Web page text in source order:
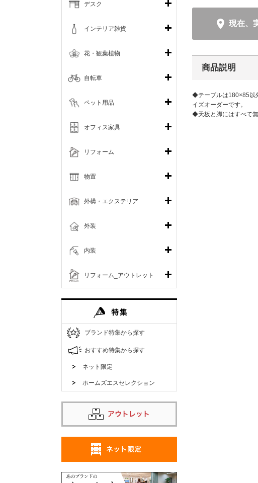
現在、
商品説明
◆テーブルは180×85以
イズオーダーです。
◆天板と脚にはすべて無
デスク
インテリア雑貨
花・観葉植物
自転車
ペット用品
オフィス家具
リフォーム
リフォーム_アウトレット
物置
外構・エクステリア
外装
内装
ブランド特集から探す
おすすめ特集から探す
ネット限定
ホームズエスセレクション